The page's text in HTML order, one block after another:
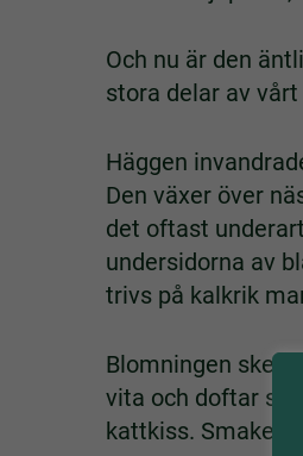
Och nu är den
stora delar av
Häggen
Den växer över
det oftast
undersidorna av
trivs på kalkrik
Blomningen sker
vita och doftar
kattkiss. Smaken